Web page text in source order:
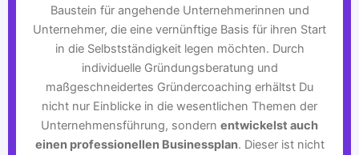
Baustein für angehende Unternehmerinnen und
Unternehmer, die eine vernünftige Basis für ihren Start
in die Selbstständigkeit legen möchten. Durch
individuelle Gründungsberatung und
maßgeschneidertes Gründercoaching erhältst Du
nicht nur Einblicke in die wesentlichen Themen der
Unternehmensführung, sondern entwickelst auch
einen professionellen Businessplan. Dieser ist nicht